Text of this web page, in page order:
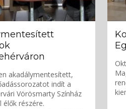
akadálymentesített,
indít a
Vörösmarty Színház
részére.